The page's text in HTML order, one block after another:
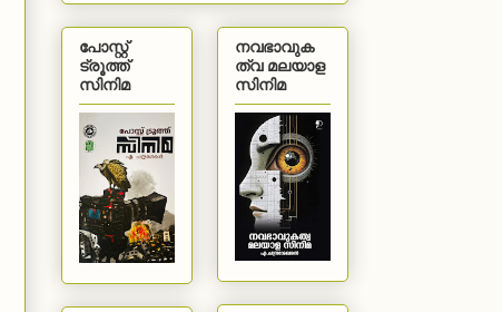
പോസ്റ്റ്
ട്രൂത്ത്
സിനിമ
നവഭാവുക
ത്വ മലയാള
സിനിമ